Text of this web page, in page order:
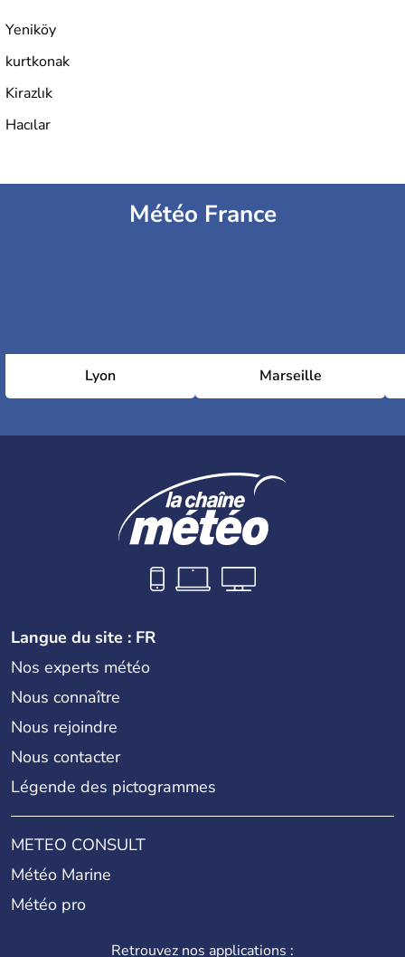
Yeniköy
kurtkonak
Kirazlık
Hacılar
Météo France
Lyon Marseille
Langue du site : FR
Nos experts météo
Nous connaître
Nous rejoindre
Nous contacter
Légende des pictogrammes
METEO CONSULT
Météo Marine
Météo pro
Retrouvez nos applications :